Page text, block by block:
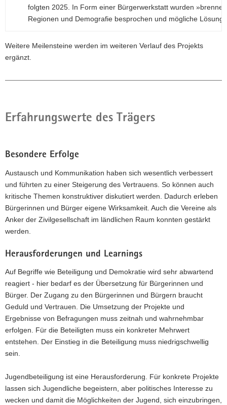
folgten 2025. In Form einer Bürgerwerkstatt wurden
Regionen und Demografie besprochen und mögliche
Weitere Meilensteine werden im weiteren Verlauf des Projekts
ergänzt.
Erfahrungswerte des Trägers
Besondere Erfolge
Austausch und Kommunikation haben sich wesentlich verbessert
und führten zu einer Steigerung des Vertrauens. So können auch
kritische Themen konstruktiver diskutiert werden. Dadurch erleben
Bürgerinnen und Bürger eigene Wirksamkeit. Auch die Vereine als
Anker der Zivilgesellschaft im ländlichen Raum konnten gestärkt
werden.
Herausforderungen und Learnings
Auf Begriffe wie Beteiligung und Demokratie wird sehr abwartend
reagiert - hier bedarf es der Übersetzung für Bürgerinnen und
Bürger. Der Zugang zu den Bürgerinnen und Bürgern braucht
Geduld und Vertrauen. Die Umsetzung der Projekte und
Ergebnisse von Befragungen muss zeitnah und wahrnehmbar
erfolgen. Für die Beteiligten muss ein konkreter Mehrwert
entstehen. Der Einstieg in die Beteiligung muss niedrigschwellig
sein.
Jugendbeteiligung ist eine Herausforderung. Für konkrete Projekte
lassen sich Jugendliche begeistern, aber politisches Interesse zu
wecken und damit die Möglichkeiten der Jugend, sich einzubringen,